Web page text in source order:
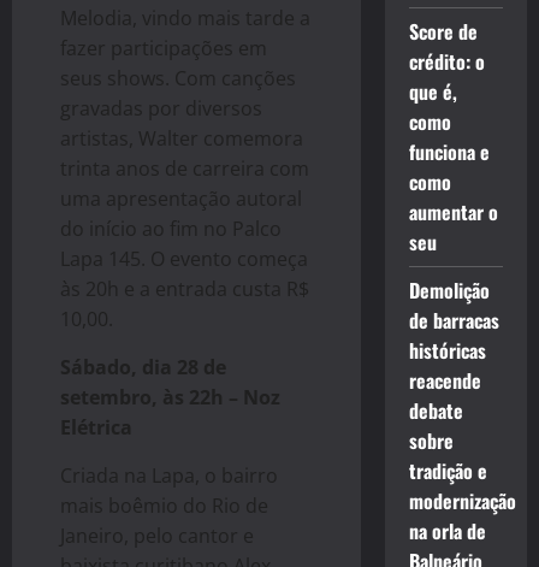
Melodia, vindo mais tarde a
fazer participações em
seus shows. Com canções
gravadas por diversos
artistas, Walter comemora
trinta anos de carreira com
uma apresentação autoral
do início ao fim no Palco
Lapa 145. O evento começa
às 20h e a entrada custa R$
10,00.
Sábado, dia 28 de
setembro, às 22h – Noz
Elétrica
Criada na Lapa, o bairro
mais boêmio do Rio de
Janeiro, pelo cantor e
Score de
crédito: o
que é,
como
funciona e
como
aumentar o
seu
Demolição
de barracas
históricas
reacende
debate
sobre
tradição e
modernização
na orla de